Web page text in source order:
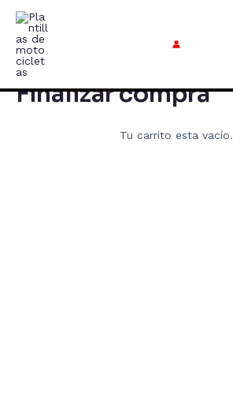
contenido
Finalizar compra
Tu carrito esta vacío.